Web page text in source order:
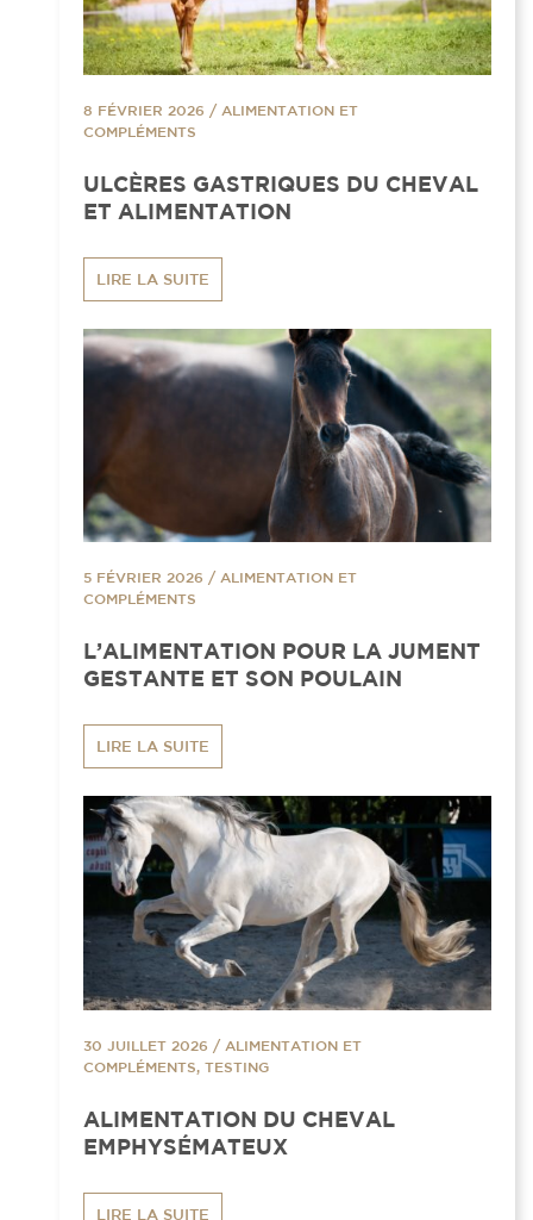
8 FÉVRIER 2026 / ALIMENTATION ET
COMPLÉMENTS
ULCÈRES GASTRIQUES DU CHEVAL
ET ALIMENTATION
LIRE LA SUITE
5 FÉVRIER 2026 / ALIMENTATION ET
COMPLÉMENTS
L’ALIMENTATION POUR LA JUMENT
GESTANTE ET SON POULAIN
LIRE LA SUITE
30 JUILLET 2026 / ALIMENTATION ET
COMPLÉMENTS, TESTING
ALIMENTATION DU CHEVAL
EMPHYSÉMATEUX
LIRE LA SUITE